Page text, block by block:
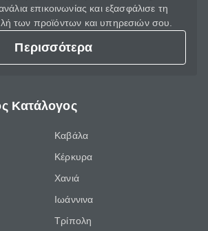
επικοινωνίας και εξασφάλισε τη
των προϊόντων και υπηρεσιών σου.
Περισσότερα
Κατάλογος
Καβάλα
Κέρκυρα
Χανιά
Ιωάννινα
Τρίπολη